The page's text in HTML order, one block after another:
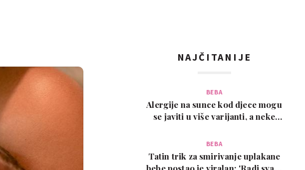
NAJČITANIJE
BEBA
Alergije na sunce kod djece mogu
se javiti u više varijanti, a neke
BEBA
Tatin trik za smirivanje uplakane